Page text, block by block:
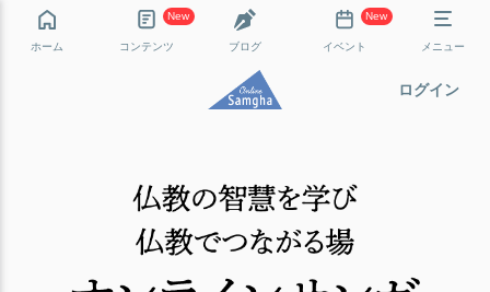
ホーム
New
コンテンツ ブログ
New
イベント メニュー
ログイン